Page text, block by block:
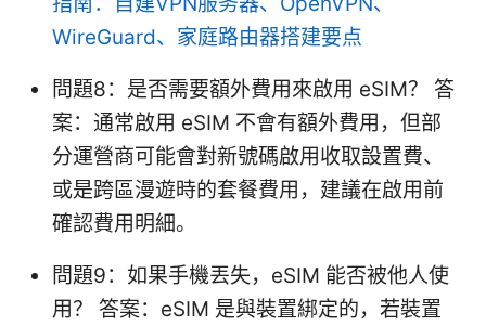
WireGuard、家庭路由器搭建要点
問題8：是否需要額外費用來啟用 eSIM？ 答
案：通常啟用 eSIM 不會有額外費用，但部
分運營商可能會對新號碼啟用收取設置費、
或是跨區漫遊時的套餐費用，建議在啟用前
確認費用明細。
問題9：如果手機丟失，eSIM 能否被他人使
用？ 答案：eSIM 是與裝置綁定的，若裝置